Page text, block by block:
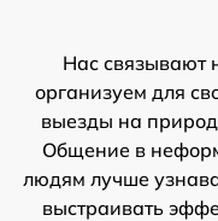
Нас связывают
организуем для
выезды на
Общение в
людям лучше
выстраивать